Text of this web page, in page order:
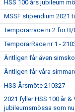
HSS 100 års jubileum
MSSF stipendium 2021
Temporärrace nr 2 för
TemporärRace nr 1 -
Äntligen får även
Äntligen får våra
HSS Årsmöte 210327
2021 fyller HSS 100 år &
jubileumsmössa som